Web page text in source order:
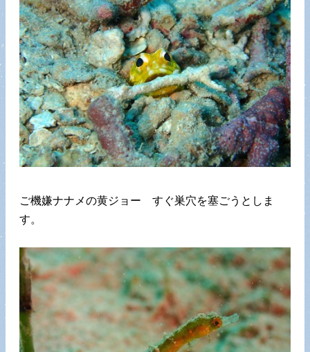
ご機嫌ナナメの黄ジョー すぐ巣穴を塞ごうとしま
す。